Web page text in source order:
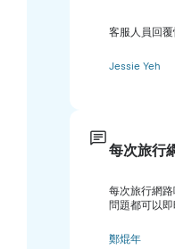
客服人員回
Jessie Yeh
每次旅行
每次旅行網
問題都可以
鄭焜年